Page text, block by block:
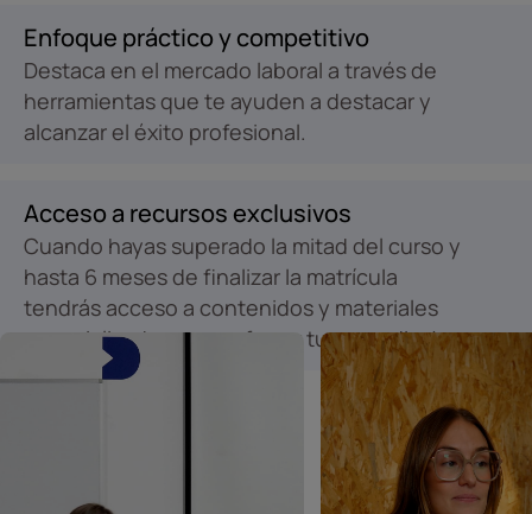
Enfoque práctico y competitivo
Destaca en el mercado laboral a través de
herramientas que te ayuden a destacar y
alcanzar el éxito profesional.
Acceso a recursos exclusivos
Cuando hayas superado la mitad del curso y
hasta 6 meses de finalizar la matrícula
tendrás acceso a contenidos y materiales
especializados para reforzar tu aprendizaje.